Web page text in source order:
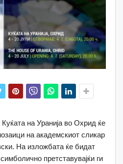
на Уранија во Охрид ќе
на академскиот сликар
На изложбата ќе бидат
претставувајќи ги